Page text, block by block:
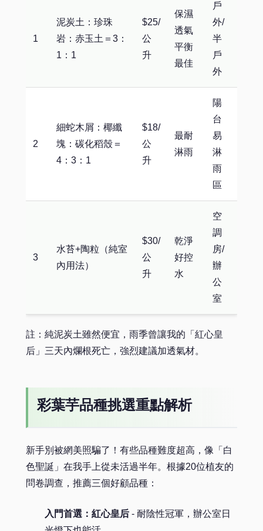
1
泥炭土：珍珠
岩：赤玉土＝3：
1：1
$25/
公
升
保濕
透氣
平衡
最佳
戶
外/
半
戶
外
2
細蛇木屑：椰纖
塊：碳化稻殼＝
4：3：1
$18/
公
升
最耐
淋雨
陽
台
易
淋
雨
區
3
水苔+陶粒（純室
內用法）
$30/
公
升
乾淨
好控
水
空
調
房/
辦
公
室
註：純泥炭土雖然便宜，雨季曾讓我的「紅心皇
后」三天內爛根死亡，強烈建議加透氣材。
彩葉芋品種挑選重點解析
新手別被網美照騙了！有些品種難度超高，像「白
色聖誕」在我手上從未活過半年。根據20位植友的
問卷調查，推薦三個好顧品種：
入門首選：紅心皇后 - 耐陰性冠軍，辦公室日